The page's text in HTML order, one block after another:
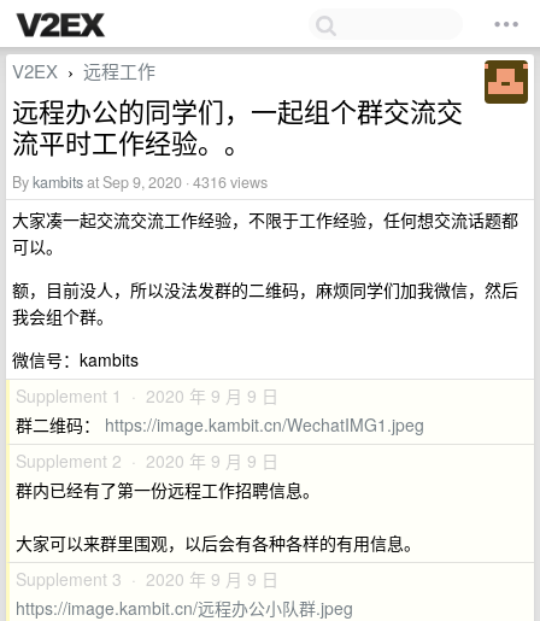
V2EX › 远程工作
远程办公的同学们，一起组个群交流交
流平时工作经验。。
Bykambitsat Sep 9, 2020 · 4316 views
大家凑一起交流交流工作经验，不限于工作经验，任何想交流话题都
可以。
额，目前没人，所以没法发群的二维码，麻烦同学们加我微信，然后
我会组个群。
微信号：kambits
Supplement 1 · 2020 年 9 月 9 日
群二维码： https://image.kambit.cn/WechatIMG1.jpeg
Supplement 2 · 2020 年 9 月 9 日
群内已经有了第一份远程工作招聘信息。
大家可以来群里围观，以后会有各种各样的有用信息。
Supplement 3 · 2020 年 9 月 9 日
https://image.kambit.cn/远程办公小队群.jpeg